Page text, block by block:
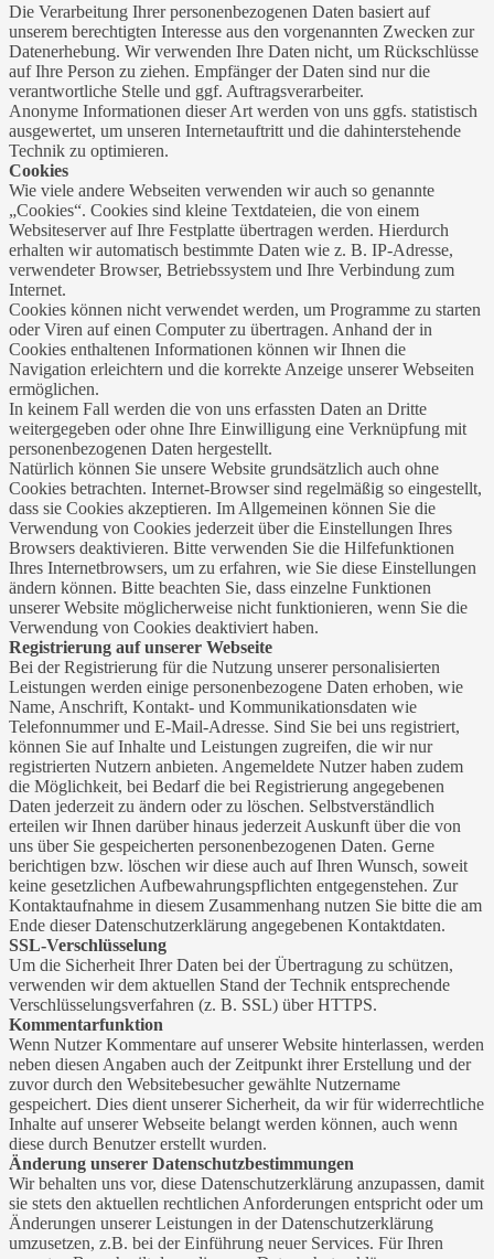
Die Verarbeitung Ihrer personenbezogenen Daten basiert auf
unserem berechtigten Interesse aus den vorgenannten Zwecken zur
Datenerhebung. Wir verwenden Ihre Daten nicht, um Rückschlüsse
auf Ihre Person zu ziehen. Empfänger der Daten sind nur die
verantwortliche Stelle und ggf. Auftragsverarbeiter.
Anonyme Informationen dieser Art werden von uns ggfs. statistisch
ausgewertet, um unseren Internetauftritt und die dahinterstehende
Technik zu optimieren.
Cookies
Wie viele andere Webseiten verwenden wir auch so genannte
„Cookies“. Cookies sind kleine Textdateien, die von einem
Websiteserver auf Ihre Festplatte übertragen werden. Hierdurch
erhalten wir automatisch bestimmte Daten wie z. B. IP-Adresse,
verwendeter Browser, Betriebssystem und Ihre Verbindung zum
Internet.
Cookies können nicht verwendet werden, um Programme zu starten
oder Viren auf einen Computer zu übertragen. Anhand der in
Cookies enthaltenen Informationen können wir Ihnen die
Navigation erleichtern und die korrekte Anzeige unserer Webseiten
ermöglichen.
In keinem Fall werden die von uns erfassten Daten an Dritte
weitergegeben oder ohne Ihre Einwilligung eine Verknüpfung mit
personenbezogenen Daten hergestellt.
Natürlich können Sie unsere Website grundsätzlich auch ohne
Cookies betrachten. Internet-Browser sind regelmäßig so eingestellt,
dass sie Cookies akzeptieren. Im Allgemeinen können Sie die
Verwendung von Cookies jederzeit über die Einstellungen Ihres
Browsers deaktivieren. Bitte verwenden Sie die Hilfefunktionen
Ihres Internetbrowsers, um zu erfahren, wie Sie diese Einstellungen
ändern können. Bitte beachten Sie, dass einzelne Funktionen
unserer Website möglicherweise nicht funktionieren, wenn Sie die
Verwendung von Cookies deaktiviert haben.
Registrierung auf unserer Webseite
Bei der Registrierung für die Nutzung unserer personalisierten
Leistungen werden einige personenbezogene Daten erhoben, wie
Name, Anschrift, Kontakt- und Kommunikationsdaten wie
Telefonnummer und E-Mail-Adresse. Sind Sie bei uns registriert,
können Sie auf Inhalte und Leistungen zugreifen, die wir nur
registrierten Nutzern anbieten. Angemeldete Nutzer haben zudem
die Möglichkeit, bei Bedarf die bei Registrierung angegebenen
Daten jederzeit zu ändern oder zu löschen. Selbstverständlich
erteilen wir Ihnen darüber hinaus jederzeit Auskunft über die von
uns über Sie gespeicherten personenbezogenen Daten. Gerne
berichtigen bzw. löschen wir diese auch auf Ihren Wunsch, soweit
keine gesetzlichen Aufbewahrungspflichten entgegenstehen. Zur
Kontaktaufnahme in diesem Zusammenhang nutzen Sie bitte die am
Ende dieser Datenschutzerklärung angegebenen Kontaktdaten.
SSL-Verschlüsselung
Um die Sicherheit Ihrer Daten bei der Übertragung zu schützen,
verwenden wir dem aktuellen Stand der Technik entsprechende
Verschlüsselungsverfahren (z. B. SSL) über HTTPS.
Kommentarfunktion
Wenn Nutzer Kommentare auf unserer Website hinterlassen, werden
neben diesen Angaben auch der Zeitpunkt ihrer Erstellung und der
zuvor durch den Websitebesucher gewählte Nutzername
gespeichert. Dies dient unserer Sicherheit, da wir für widerrechtliche
Inhalte auf unserer Webseite belangt werden können, auch wenn
diese durch Benutzer erstellt wurden.
Änderung unserer Datenschutzbestimmungen
Wir behalten uns vor, diese Datenschutzerklärung anzupassen, damit
sie stets den aktuellen rechtlichen Anforderungen entspricht oder um
Änderungen unserer Leistungen in der Datenschutzerklärung
umzusetzen, z.B. bei der Einführung neuer Services. Für Ihren